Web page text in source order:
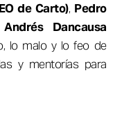
de Carto), Pedro
Andrés Dancausa
lo malo y lo feo de
y mentorías para